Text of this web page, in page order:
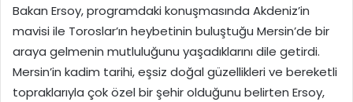
Bakan Ersoy, programdaki konuşmasında Akdeniz’in
mavisi ile Toroslar’ın heybetinin buluştuğu Mersin’de bir
araya gelmenin mutluluğunu yaşadıklarını dile getirdi.
Mersin’in kadim tarihi, eşsiz doğal güzellikleri ve bereketli
topraklarıyla çok özel bir şehir olduğunu belirten Ersoy,